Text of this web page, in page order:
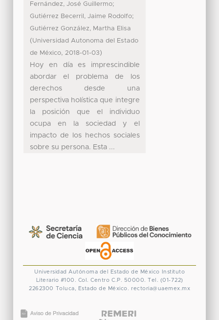
Fernández, José Guillermo;
Gutiérrez Becerril, Jaime Rodolfo;
Gutiérrez González, Martha Elisa
(Universidad Autonoma del Estado
de México, 2018-01-03)
Hoy en día es imprescindible
abordar el problema de los
derechos desde una
perspectiva holística que integre
la posición que el individuo
ocupa en la sociedad y el
impacto de los hechos sociales
sobre su persona. Esta ...
Universidad Autónoma del Estado de México
Instituto
Literario #100. Col. Centro C.P. 50000. Tel. (01-722)
2262300
Toluca, Estado de México. rectoria@uaemex.mx